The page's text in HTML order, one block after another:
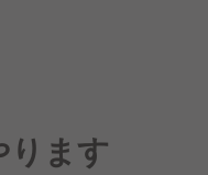
ります